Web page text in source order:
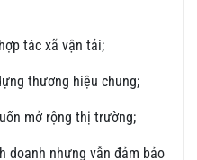
tác xã vận tải;
thương hiệu chung;
mở rộng thị trường;
doanh nhưng vẫn đảm bảo